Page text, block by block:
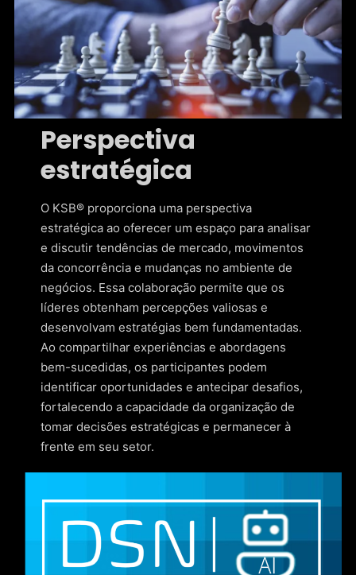
Perspectiva
estratégica
O KSB® proporciona uma perspectiva
estratégica ao oferecer um espaço para analisar
e discutir tendências de mercado, movimentos
da concorrência e mudanças no ambiente de
negócios. Essa colaboração permite que os
líderes obtenham percepções valiosas e
desenvolvam estratégias bem fundamentadas.
Ao compartilhar experiências e abordagens
bem-sucedidas, os participantes podem
identificar oportunidades e antecipar desafios,
fortalecendo a capacidade da organização de
tomar decisões estratégicas e permanecer à
frente em seu setor.